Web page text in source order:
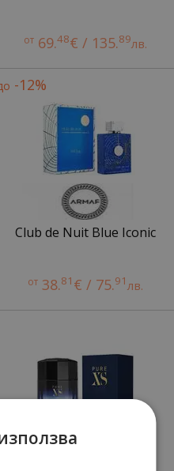
от 69.48€ / 135.89лв.
-12%
Club de Nuit Blue Iconic
от 38.81 € / 75.91лв.